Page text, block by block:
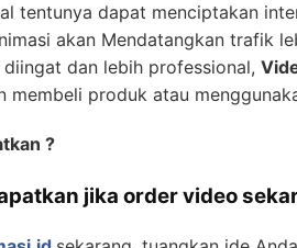
tentunya dapat menciptakan
akan Mendatangkan trafik
dan lebih professional,
membeli produk atau
?
jika order video